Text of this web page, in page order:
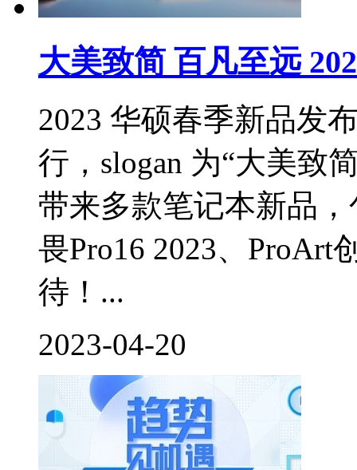
大美致简 百凡至远
2023 华硕春季新品发
行，slogan 为“大美致
带来多款笔记本新品
畏Pro16 2023、ProArt
待！...
2023-04-20